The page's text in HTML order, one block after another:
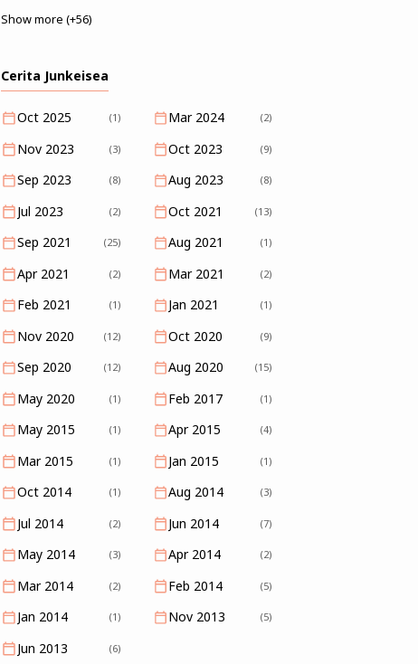
Show more (+56)
Cerita Junkeisea
Oct 2025 (1) Mar 2024 (2)
Nov 2023 (3) Oct 2023 (9)
Sep 2023 (8) Aug 2023 (8)
Jul 2023 (2) Oct 2021 (13)
Sep 2021 (25) Aug 2021 (1)
Apr 2021 (2) Mar 2021 (2)
Feb 2021 (1) Jan 2021 (1)
Nov 2020 (12) Oct 2020 (9)
Sep 2020 (12) Aug 2020 (15)
May 2020 (1) Feb 2017 (1)
May 2015 (1) Apr 2015 (4)
Mar 2015 (1) Jan 2015 (1)
Oct 2014 (1) Aug 2014 (3)
Jul 2014 (2) Jun 2014 (7)
May 2014 (3) Apr 2014 (2)
Mar 2014 (2) Feb 2014 (5)
Jan 2014 (1) Nov 2013 (5)
Jun 2013 (6)